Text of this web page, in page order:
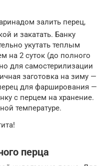
залить перец,
и закатать. Банку
укутать теплым
на 2 суток (до полного
для самостерилизации
заготовка на зиму —
для фарширования —
с перцем на хранение.
температуре.
перца